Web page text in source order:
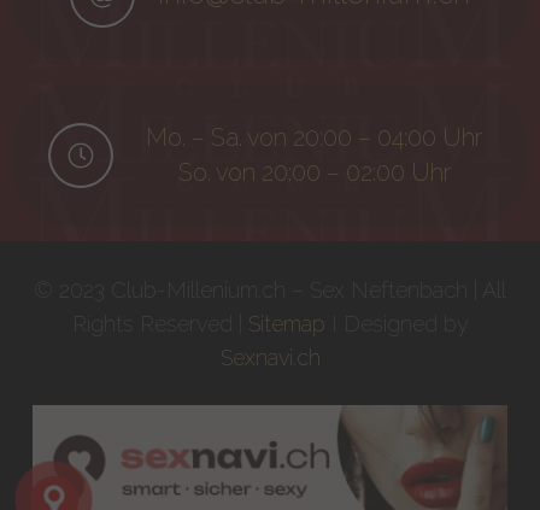
Mo. – Sa. von 20:00 – 04:00 Uhr
So. von 20:00 – 02:00 Uhr
Sitemap
Sexnavi.ch